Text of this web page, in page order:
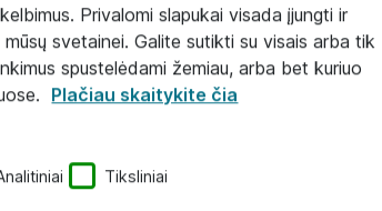
Privalomi slapukai visada įjungti ir
svetainei. Galite sutikti su visais arba tik
spustelėdami žemiau, arba bet kuriuo
Plačiau skaitykite čia
Tiksliniai